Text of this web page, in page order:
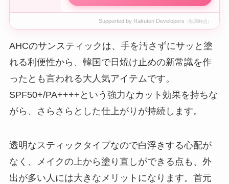
Supported by Rakuten Developers （執筆時点）
AHCのサンスティックは、手を汚さずにサッと塗
れる利便性から、韓国で日焼け止めの新常識を作
ったとも言われる大人気アイテムです。
SPF50+/PA++++という強力なカット効果を持ちな
がら、さらさらとした仕上がりが持続します。
透明なスティックタイプなので白浮きする心配が
なく、メイクの上から塗り直しができる点も、外
出が多い人には大きなメリットになります。首元